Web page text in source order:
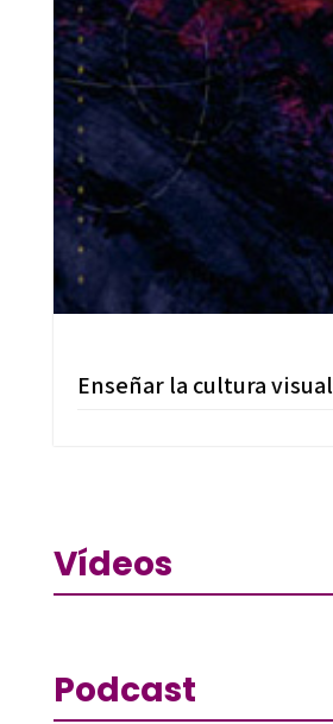
Enseñar la cultura visual
Vídeos
Podcast